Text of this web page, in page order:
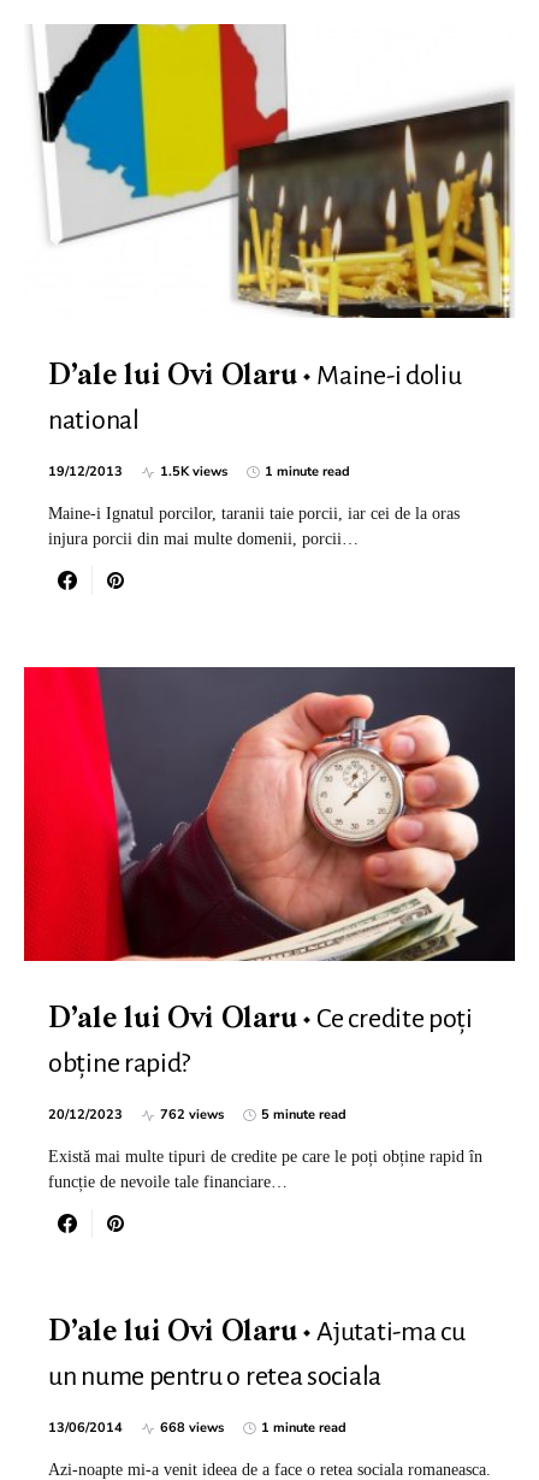
D’ale lui Ovi Olaru
Maine-i doliu
national
19/12/2013 1.5K views 1 minute read
Maine-i Ignatul porcilor, taranii taie porcii, iar cei de la oras
injura porcii din mai multe domenii, porcii…
D’ale lui Ovi Olaru
Ce credite poți
obține rapid?
20/12/2023 762 views 5 minute read
Există mai multe tipuri de credite pe care le poți obține rapid în
funcție de nevoile tale financiare…
D’ale lui Ovi Olaru
Ajutati-ma cu
un nume pentru o retea sociala
13/06/2014 668 views 1 minute read
Azi-noapte mi-a venit ideea de a face o retea sociala romaneasca.